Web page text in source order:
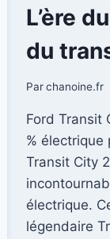
L’ère
du
Parchanoine.fr
Ford Transit
% électrique
Transit City
électrique.
légendaire